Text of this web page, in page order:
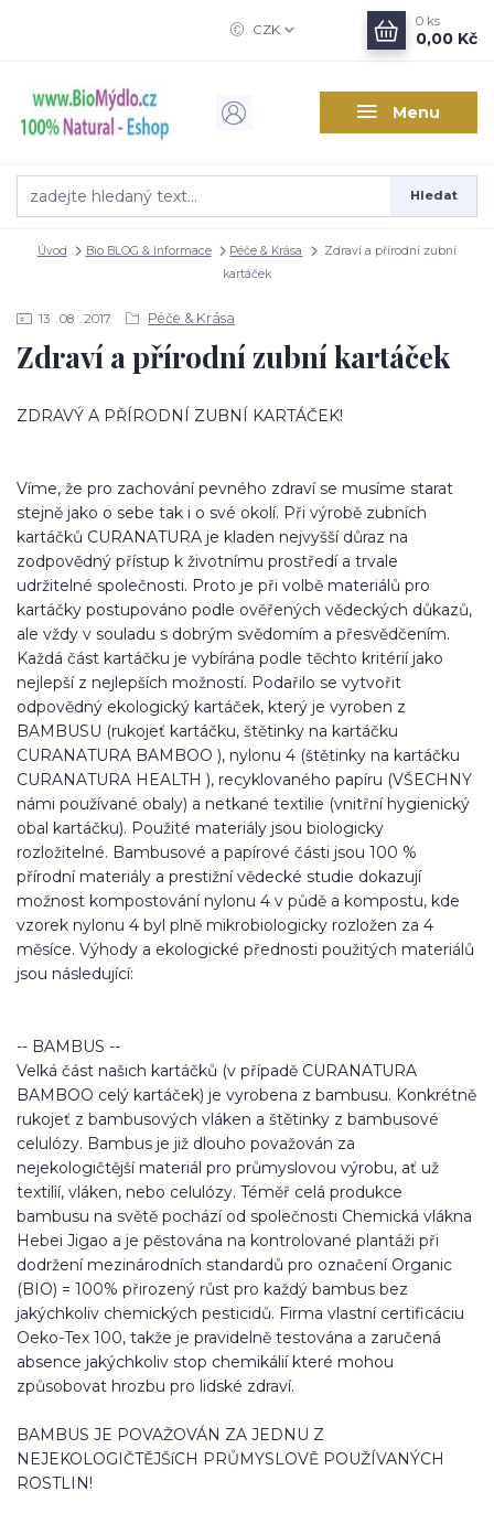
Menu
CZK
Hledat
0 ks
0,00 Kč
Úvod Bio BLOG & Informace Péče & Krása
Zdraví a přírodní zubní
kartáček
13 08 2017 Péče & Krása
Zdraví a přírodní zubní kartáček
ZDRAVÝ A PŘÍRODNÍ ZUBNÍ KARTÁČEK!
Víme, že pro zachování pevného zdraví se musíme starat
stejně jako o sebe tak i o své okolí. Při výrobě zubních
kartáčků CURANATURA je kladen nejvyšší důraz na
zodpovědný přístup k životnímu prostředí a trvale
udržitelné společnosti. Proto je při volbě materiálů pro
kartáčky postupováno podle ověřených vědeckých důkazů,
ale vždy v souladu s dobrým svědomím a přesvědčením.
Každá část kartáčku je vybírána podle těchto kritérií jako
nejlepší z nejlepších možností. Podařilo se vytvořit
odpovědný ekologický kartáček, který je vyroben z
BAMBUSU (rukojeť kartáčku, štětinky na kartáčku
CURANATURA BAMBOO ), nylonu 4 (štětinky na kartáčku
CURANATURA HEALTH ), recyklovaného papíru (VŠECHNY
námi používané obaly) a netkané textilie (vnitřní hygienický
obal kartáčku). Použité materiály jsou biologicky
rozložitelné. Bambusové a papírové části jsou 100 %
přírodní materiály a prestižní vědecké studie dokazují
možnost kompostování nylonu 4 v půdě a kompostu, kde
vzorek nylonu 4 byl plně mikrobiologicky rozložen za 4
měsíce. Výhody a ekologické přednosti použitých materiálů
jsou následující:
-- BAMBUS --
Velká část našich kartáčků (v případě CURANATURA
BAMBOO celý kartáček) je vyrobena z bambusu. Konkrétně
rukojeť z bambusových vláken a štětinky z bambusové
celulózy. Bambus je již dlouho považován za
nejekologičtější materiál pro průmyslovou výrobu, ať už
textilií, vláken, nebo celulózy. Téměř celá produkce
bambusu na světě pochází od společnosti Chemická vlákna
Hebei Jigao a je pěstována na kontrolované plantáži při
dodržení mezinárodních standardů pro označení Organic
(BIO) = 100% přirozený růst pro každý bambus bez
jakýchkoliv chemických pesticidů. Firma vlastní certificáciu
Oeko-Tex 100, takže je pravidelně testována a zaručená
absence jakýchkoliv stop chemikálií které mohou
způsobovat hrozbu pro lidské zdraví.
BAMBUS JE POVAŽOVÁN ZA JEDNU Z
NEJEKOLOGIČTĚJŠíCH PRŮMYSLOVĚ POUŽÍVANÝCH
ROSTLIN!